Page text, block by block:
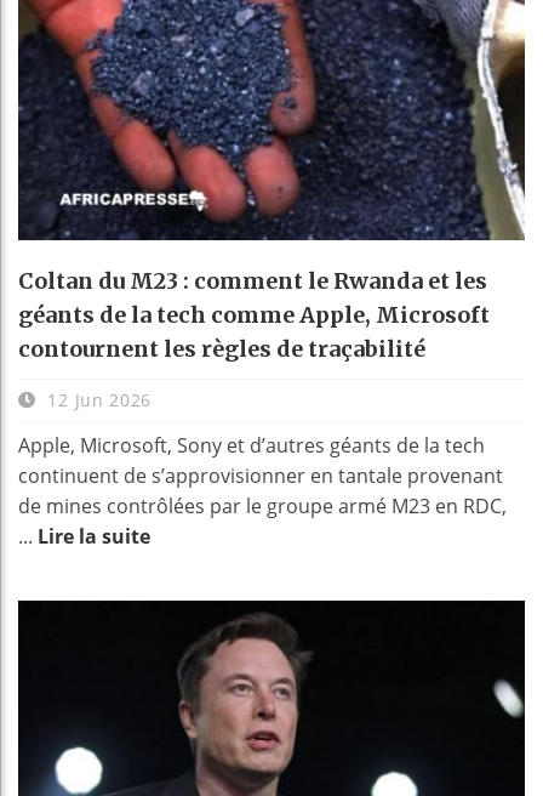
Coltan du M23 : comment le Rwanda et les
géants de la tech comme Apple, Microsoft
contournent les règles de traçabilité
12 Jun 2026
Apple, Microsoft, Sony et d’autres géants de la tech
continuent de s’approvisionner en tantale provenant
de mines contrôlées par le groupe armé M23 en RDC,
... Lire la suite